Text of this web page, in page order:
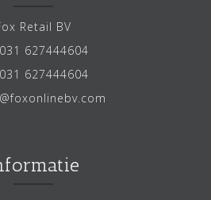
Retail BV
627444604
627444604